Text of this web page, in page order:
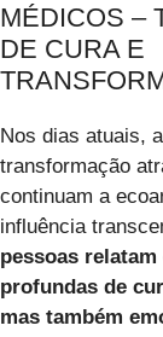
MÉDICOS –
DE CURA E
Nos dias atuais,
transformação
continuam a
influência
pessoas
profundas de
mas também